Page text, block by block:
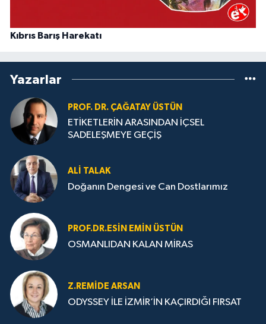
Kıbrıs Barış Harekatı
Yazarlar
PROF. DR. ÇAĞATAY ÜSTÜN
ETİKETLERİN ARASINDAN İÇSEL
SADELEŞMEYE GEÇİŞ
ALI TALAK
Doğanın Dengesi ve Can Dostlarımız
PROF.DR.ESIN EMIN ÜSTÜN
OSMANLIDAN KALAN MİRAS
Z.REMIDE ARSAN
ODYSSEY İLE İZMİR’İN KAÇIRDIĞI FIRSAT